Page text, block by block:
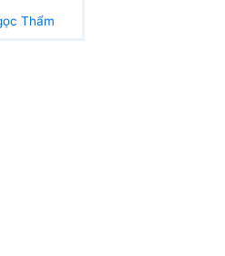
Thẩm